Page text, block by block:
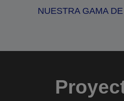
NUESTRA GAMA